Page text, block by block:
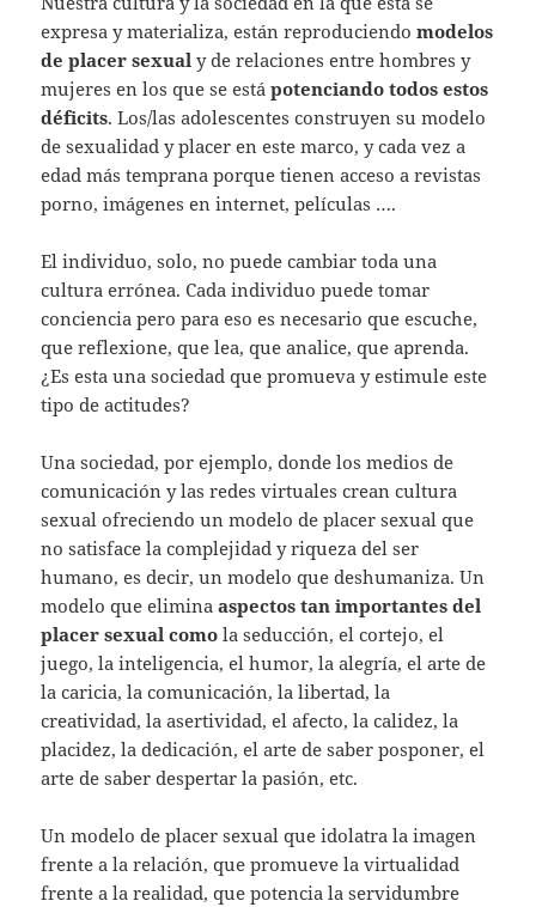
expresa y materializa, están reproduciendomodelos
de placer sexualy de relaciones entre hombres y
mujeres en los que se estápotenciando todos estos
déficits. Los/las adolescentes construyen su modelo
de sexualidad y placer en este marco, y cada vez a
edad más temprana porque tienen acceso a revistas
porno, imágenes en internet, películas ….
El individuo, solo, no puede cambiar toda una
cultura errónea. Cada individuo puede tomar
conciencia pero para eso es necesario que escuche,
que reflexione, que lea, que analice, que aprenda.
¿Es esta una sociedad que promueva y estimule este
tipo de actitudes?
Una sociedad, por ejemplo, donde los medios de
comunicación y las redes virtuales crean cultura
sexual ofreciendo un modelo de placer sexual que
no satisface la complejidad y riqueza del ser
humano, es decir, un modelo que deshumaniza. Un
modelo que eliminaaspectos tan importantes del
placer sexual comola seducción, el cortejo, el
juego, la inteligencia, el humor, la alegría, el arte de
la caricia, la comunicación, la libertad, la
creatividad, la asertividad, el afecto, la calidez, la
placidez, la dedicación, el arte de saber posponer, el
arte de saber despertar la pasión, etc.
Un modelo de placer sexual que idolatra la imagen
frente a la relación, que promueve la virtualidad
frente a la realidad, que potencia la servidumbre